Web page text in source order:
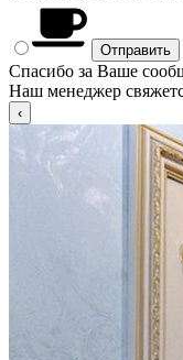
Спасибо за Ваше
Наш менеджер